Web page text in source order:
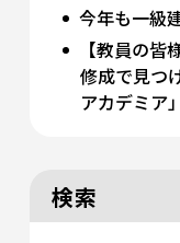
今年も一級
【教員の皆
修成で見つ
アカデミア
検索